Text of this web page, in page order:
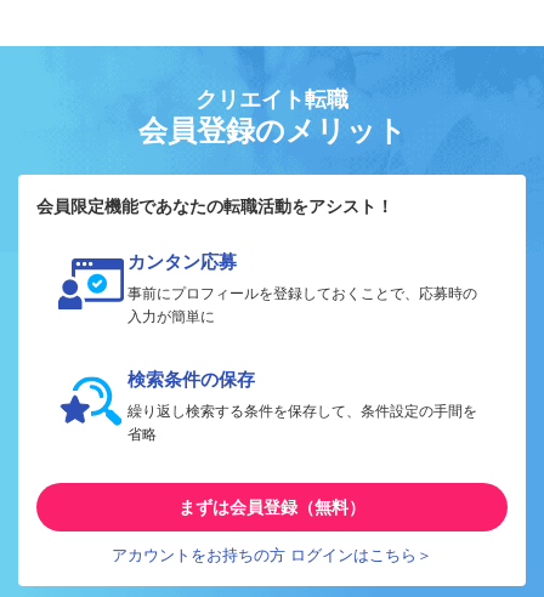
クリエイト転職
会員登録のメリット
会員限定機能であなたの転職活動をアシスト！
カンタン応募
事前にプロフィールを登録しておくことで、応募時の
入力が簡単に
検索条件の保存
繰り返し検索する条件を保存して、条件設定の手間を
省略
まずは会員登録（無料）
アカウントをお持ちの方 ログインはこちら＞